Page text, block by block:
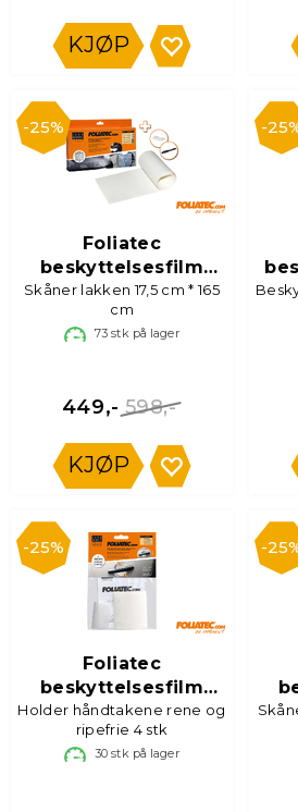
KJØP
25%
Foliatec
beskyttelsesfilm
transparent
Skåner lakken 17,5 cm * 165
cm
73 stk på lager
598,-
449,-
KJØP
25%
Foliatec
beskyttelsesfilm
dørhåndtak
Holder håndtakene rene og
ripefrie 4 stk
30 stk på lager